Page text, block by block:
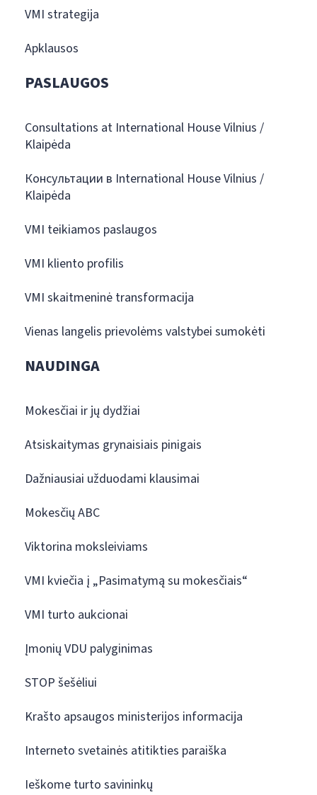
VMI strategija
Apklausos
PASLAUGOS
Consultations at International House Vilnius /
Klaipėda
Консультации в International House Vilnius /
Klaipėda
VMI teikiamos paslaugos
VMI kliento profilis
VMI skaitmeninė transformacija
Vienas langelis prievolėms valstybei sumokėti
NAUDINGA
Mokesčiai ir jų dydžiai
Atsiskaitymas grynaisiais pinigais
Dažniausiai užduodami klausimai
Mokesčių ABC
Viktorina moksleiviams
VMI kviečia į „Pasimatymą su mokesčiais“
VMI turto aukcionai
Įmonių VDU palyginimas
STOP šešėliui
Krašto apsaugos ministerijos informacija
Interneto svetainės atitikties paraiška
Ieškome turto savininkų